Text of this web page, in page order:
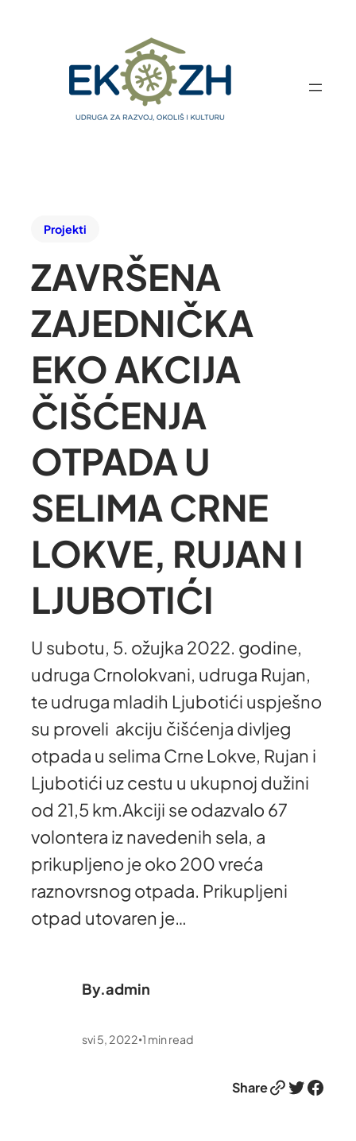
Projekti
ZAVRŠENA
ZAJEDNIČKA
EKO AKCIJA
ČIŠĆENJA
OTPADA U
SELIMA CRNE
LOKVE, RUJAN I
LJUBOTIĆI
U subotu, 5. ožujka 2022. godine,
udruga Crnolokvani, udruga Rujan,
te udruga mladih Ljubotići uspješno
su proveli akciju čišćenja divljeg
otpada u selima Crne Lokve, Rujan i
Ljubotići uz cestu u ukupnoj dužini
od 21,5 km.Akciji se odazvalo 67
volontera iz navedenih sela, a
prikupljeno je oko 200 vreća
raznovrsnog otpada. Prikupljeni
otpad utovaren je…
By.admin
svi 5, 2022 •1 min read
ShareLink Twitter Facebook